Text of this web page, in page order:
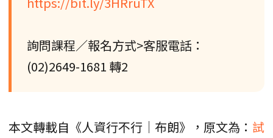
詢問課程／報名方式>客服電話：
(02)2649-1681 轉2
本文轉載自《人資行不行│布朗》，原文為： 試